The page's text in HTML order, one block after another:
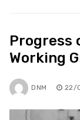
Progress
Working
DNM 22/